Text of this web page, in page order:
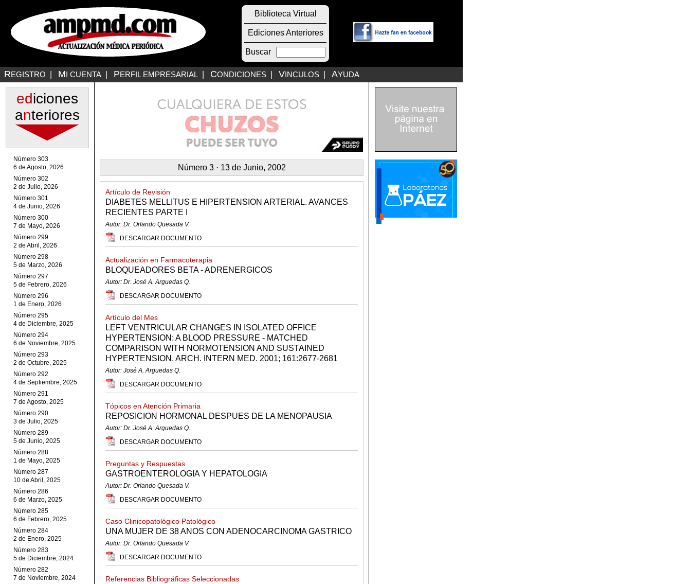
Biblioteca Virtual
Ediciones Anteriores
Buscar
REGISTRO MI CUENTA PERFIL EMPRESARIAL CONDICIONES VINCULOS AYUDA
ediciones
anteriores
Número 303
6 de Agosto, 2026
Número 302
2 de Julio, 2026
Número 301
4 de Junio, 2026
Número 300
7 de Mayo, 2026
Número 299
2 de Abril, 2026
Número 298
5 de Marzo, 2026
Número 297
5 de Febrero, 2026
Número 296
1 de Enero, 2026
Número 295
4 de Diciembre, 2025
Número 294
6 de Noviembre, 2025
Número 293
2 de Octubre, 2025
Número 292
4 de Septiembre, 2025
Número 291
7 de Agosto, 2025
Número 290
3 de Julio, 2025
Número 289
5 de Junio, 2025
Número 288
1 de Mayo, 2025
Número 287
10 de Abril, 2025
Número 286
6 de Marzo, 2025
Número 285
6 de Febrero, 2025
Número 284
2 de Enero, 2025
Número 283
5 de Diciembre, 2024
Número 282
7 de Noviembre, 2024
Número 3 · 13 de Junio, 2002
Artículo de Revisión
DIABETES MELLITUS E HIPERTENSION ARTERIAL. AVANCES
RECIENTES PARTE I
Autor: Dr. Orlando Quesada V.
DESCARGAR DOCUMENTO
Actualización en Farmacoterapia
BLOQUEADORES BETA - ADRENERGICOS
Autor: Dr. José A. Arguedas Q.
DESCARGAR DOCUMENTO
Artículo del Mes
LEFT VENTRICULAR CHANGES IN ISOLATED OFFICE
HYPERTENSION: A BLOOD PRESSURE - MATCHED
COMPARISON WITH NORMOTENSION AND SUSTAINED
HYPERTENSION. ARCH. INTERN MED. 2001; 161:2677-2681
Autor: José A. Arguedas Q.
DESCARGAR DOCUMENTO
Tópicos en Atención Primaria
REPOSICION HORMONAL DESPUES DE LA MENOPAUSIA
Autor: Dr. José A. Arguedas Q.
DESCARGAR DOCUMENTO
Preguntas y Respuestas
GASTROENTEROLOGIA Y HEPATOLOGIA
Autor: Dr. Orlando Quesada V.
DESCARGAR DOCUMENTO
Caso Clinicopatológico Patológico
UNA MUJER DE 38 ANOS CON ADENOCARCINOMA GASTRICO
Autor: Dr. Orlando Quesada V.
DESCARGAR DOCUMENTO
Referencias Bibliográficas Seleccionadas